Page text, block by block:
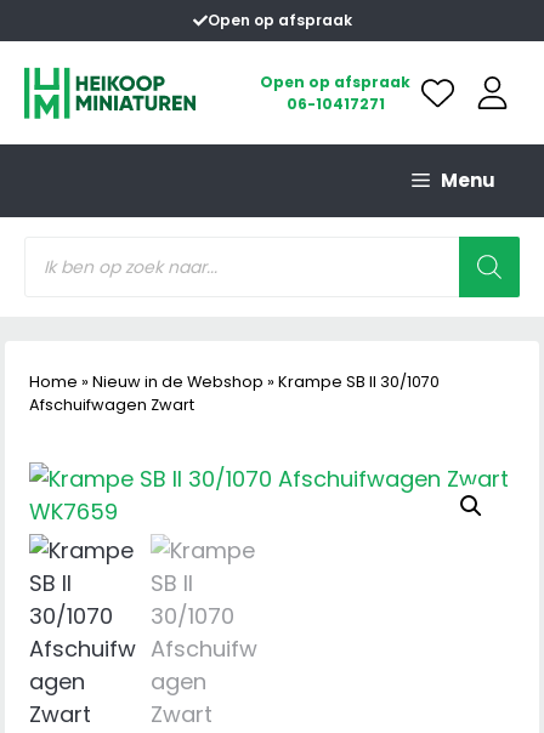
naar
inhoud
Open op afspraak
Open op afspraak
06-10417271
Menu
zoeken
Home » Nieuw in de Webshop » Krampe SB II 30/1070
Afschuifwagen Zwart